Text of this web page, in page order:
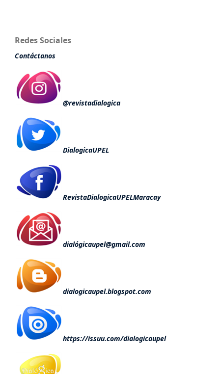
Redes Sociales
Contáctanos
@revistadialogica
DialogicaUPEL
RevistaDialogicaUPELMaracay
dialógicaupel@gmail.com
dialogicaupel.blogspot.com
https://issuu.com/dialogicaupel